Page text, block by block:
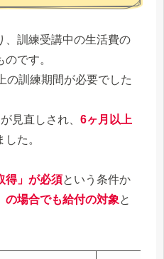
、訓練受講中の生活費の
です。
の訓練期間が必要でした
見直しされ、 6ヶ月以上
た。
得」が必須という条件か
の場合でも給付の対象と